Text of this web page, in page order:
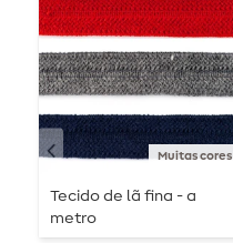
Muitas cores
Tecido de lã fina - a
metro